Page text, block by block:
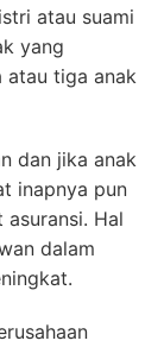
atau suami
yang
atau tiga anak
dan jika anak
inapnya pun
Hal
dalam